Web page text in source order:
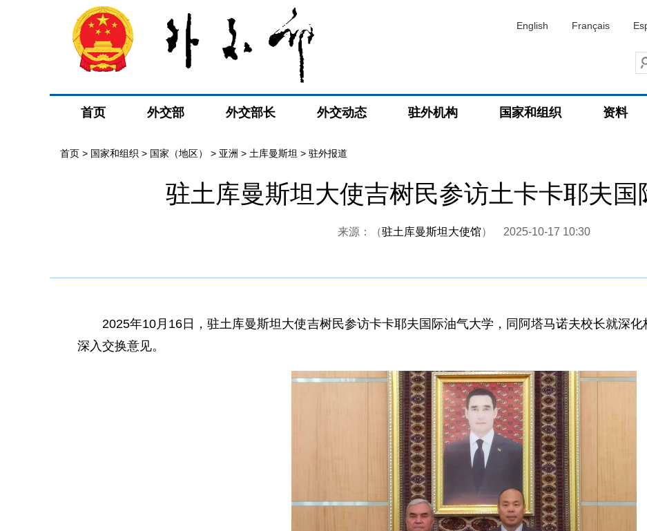
English Français
首页 外交部 外交部长 外交动态 驻外机构 国家和组织 资料
首页 > 国家和组织 > 国家（地区） > 亚洲 > 土库曼斯坦 > 驻外报道
驻土库曼斯坦大使吉树民参访土卡卡耶夫国
来源：（驻土库曼斯坦大使馆） 2025-10-17 10:30
2025年10月16日，驻土库曼斯坦大使吉树民参访卡卡耶夫国际油气大学，同阿塔马诺夫校长就深化
深入交换意见。